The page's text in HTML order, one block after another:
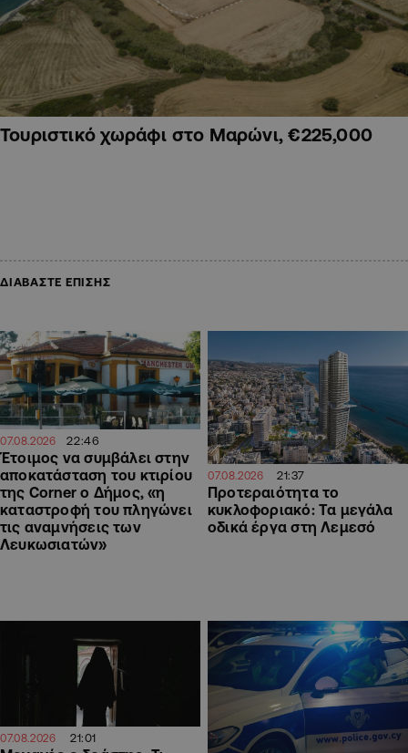
Τουριστικό χωράφι στο Μαρώνι, €225,000
ΔΙΑΒΑΣΤΕ ΕΠΙΣΗΣ
07.08.2026 22:46
Έτοιμος να συμβάλει στην
αποκατάσταση του κτιρίου
της Corner ο Δήμος, «η
καταστροφή του πληγώνει
τις αναμνήσεις των
Λευκωσιατών»
07.08.2026 21:37
Προτεραιότητα το
κυκλοφοριακό: Τα μεγάλα
οδικά έργα στη Λεμεσό
07.08.2026 21:01